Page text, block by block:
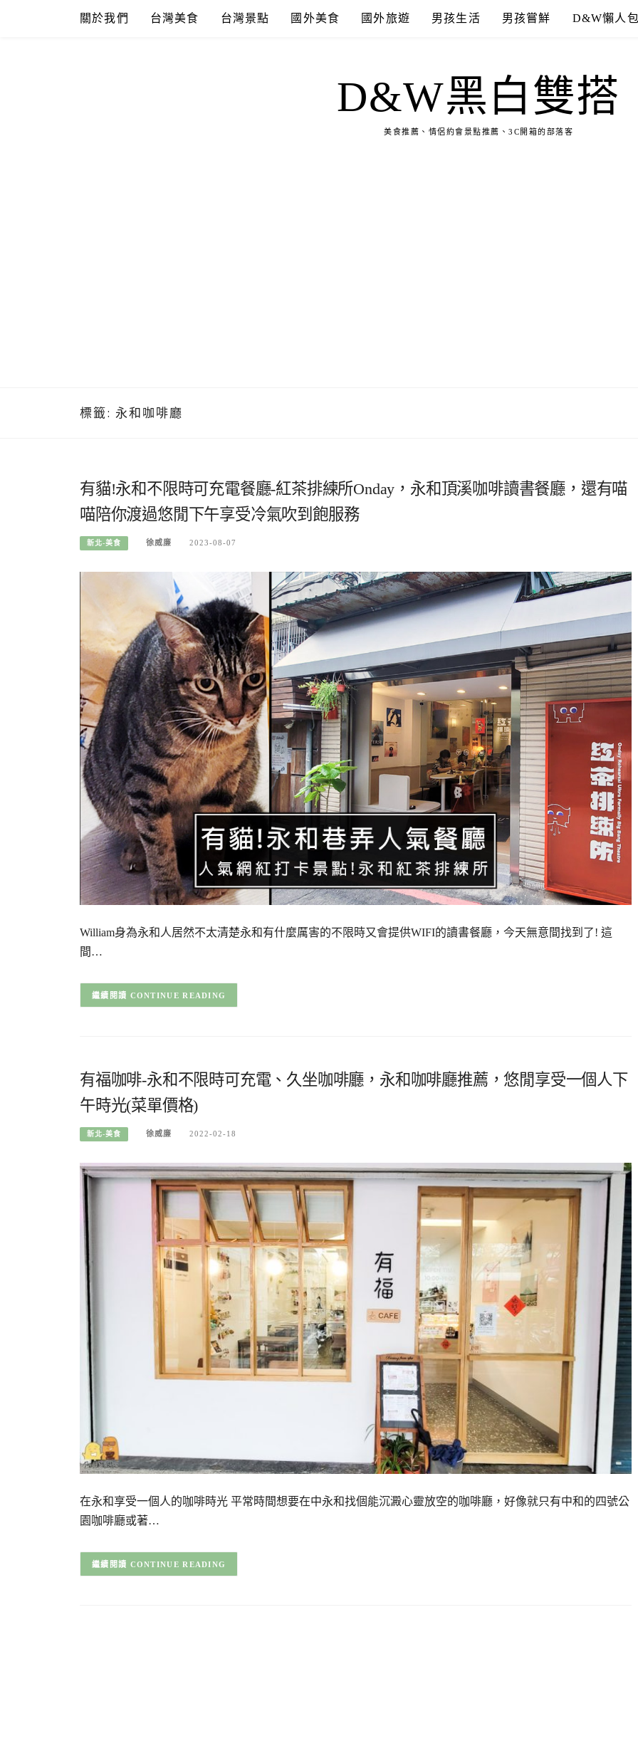
關於我們 台灣美食 台灣景點 國外美食 國外旅遊 男孩生活 男孩嘗鮮 D&W懶人
D&W黑白雙搭
美食推薦、情侶約會景點推薦、3C開箱的部落客
標籤: 永和咖啡廳
有貓!永和不限時可充電餐廳-紅茶排練所Onday，永和頂溪咖啡讀書餐廳，還有喵
喵陪你渡過悠閒下午享受冷氣吹到飽服務
新北-美食 徐威廉 2023-08-07
William身為永和人居然不太清楚永和有什麼厲害的不限時又會提供WIFI的讀書餐廳，今天無意間找到了! 這
間…
CONTINUE READING
有福咖啡-永和不限時可充電、久坐咖啡廳，永和咖啡廳推薦，悠閒享受一個人下
午時光(菜單價格)
新北-美食 徐威廉 2022-02-18
在永和享受一個人的咖啡時光 平常時間想要在中永和找個能沉澱心靈放空的咖啡廳，好像就只有中和的四號公
園咖啡廳或著…
CONTINUE READING